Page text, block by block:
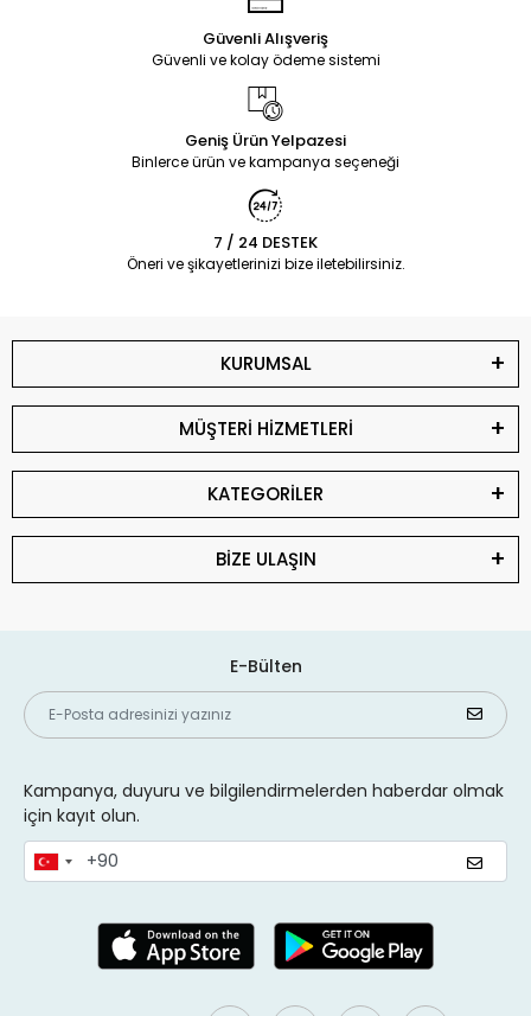
Güvenli Alışveriş
Güvenli ve kolay ödeme sistemi
Geniş Ürün Yelpazesi
Binlerce ürün ve kampanya seçeneği
7 / 24 DESTEK
Öneri ve şikayetlerinizi bize iletebilirsiniz.
KURUMSAL
MÜŞTERİ HİZMETLERİ
KATEGORİLER
BİZE ULAŞIN
E-Bülten
Kampanya, duyuru ve bilgilendirmelerden haberdar olmak
için kayıt olun.